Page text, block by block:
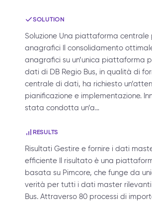
SOLUTION
Soluzione Una piattaforma centrale
anagrafici Il consolidamento
anagrafici su un’unica piattaforma
dati di DB Regio Bus, in qualità di
centrale di dati, ha richiesto
pianificazione e implementazione.
stata condotta un’a…
RESULTS
Risultati Gestire e fornire i dati
efficiente Il risultato è una
basata su Pimcore, che funge da
verità per tutti i dati master rilevanti
Bus. Attraverso 80 processi di